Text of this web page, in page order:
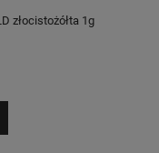
złocistożółta 1g